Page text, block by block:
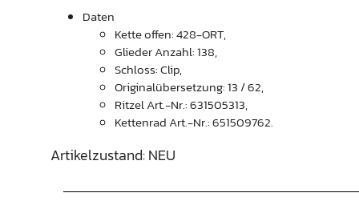
Daten
Kette offen: 428-ORT,
Glieder Anzahl: 138,
Schloss: Clip,
Originalübersetzung: 13 / 62,
Ritzel Art.-Nr.: 631505313,
Kettenrad Art.-Nr.: 651509762.
Artikelzustand: NEU